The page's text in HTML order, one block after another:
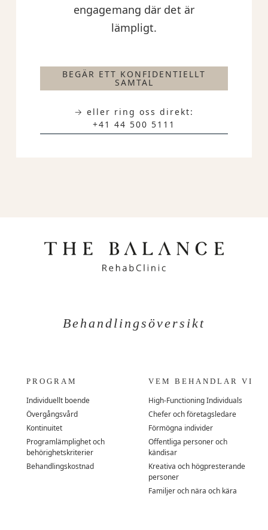
engagemang där det är
lämpligt.
BEGÄR ETT KONFIDENTIELLT
SAMTAL
→ eller ring oss direkt:
+41 44 500 5111
Behandlingsöversikt
PROGRAM
Individuellt boende
Övergångsvård
Kontinuitet
Programlämplighet och
behörighetskriterier
Behandlingskostnad
VEM BEHANDLAR VI
High-Functioning Individuals
Chefer och företagsledare
Förmögna individer
Offentliga personer och
kändisar
Kreativa och högpresterande
personer
Familjer och nära och kära